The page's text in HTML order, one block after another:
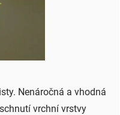
Nenáročná a vhodná
vrchní vrstvy